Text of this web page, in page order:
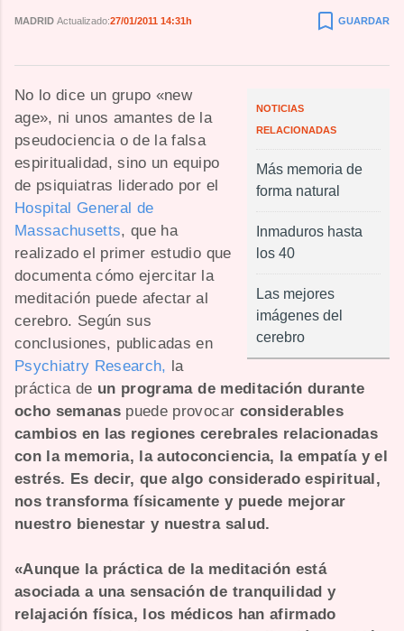
MADRID Actualizado:27/01/2011 14:31h GUARDAR
NOTICIAS
RELACIONADAS
Más memoria de
forma natural
Inmaduros hasta
los 40
Las mejores
imágenes del
cerebro
No lo dice un grupo «new
age», ni unos amantes de la
pseudociencia o de la falsa
espiritualidad, sino un equipo
de psiquiatras liderado por el
Hospital General de
Massachusetts, que ha
realizado el primer estudio que
documenta cómo ejercitar la
meditación puede afectar al
cerebro. Según sus
conclusiones, publicadas en
Psychiatry Research, la
práctica de un programa de meditación durante
ocho semanas puede provocar considerables
cambios en las regiones cerebrales relacionadas
con la memoria, la autoconciencia, la empatía y el
estrés. Es decir, que algo considerado espiritual,
nos transforma físicamente y puede mejorar
nuestro bienestar y nuestra salud.
«Aunque la práctica de la meditación está
asociada a una sensación de tranquilidad y
relajación física, los médicos han afirmado